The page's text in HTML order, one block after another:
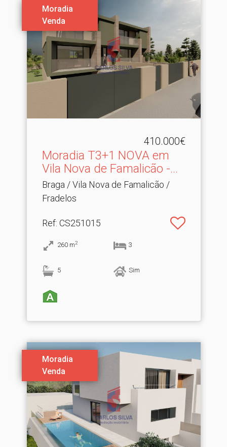
Moradia
Venda
410.000€
Moradia T3+1 NOVA em
Vila Nova de Famalicão -.​..
Braga / Vila Nova de Famalicão /
Fradelos
Ref: CS251015
260 m2 3
5 Sim
Moradia
Venda